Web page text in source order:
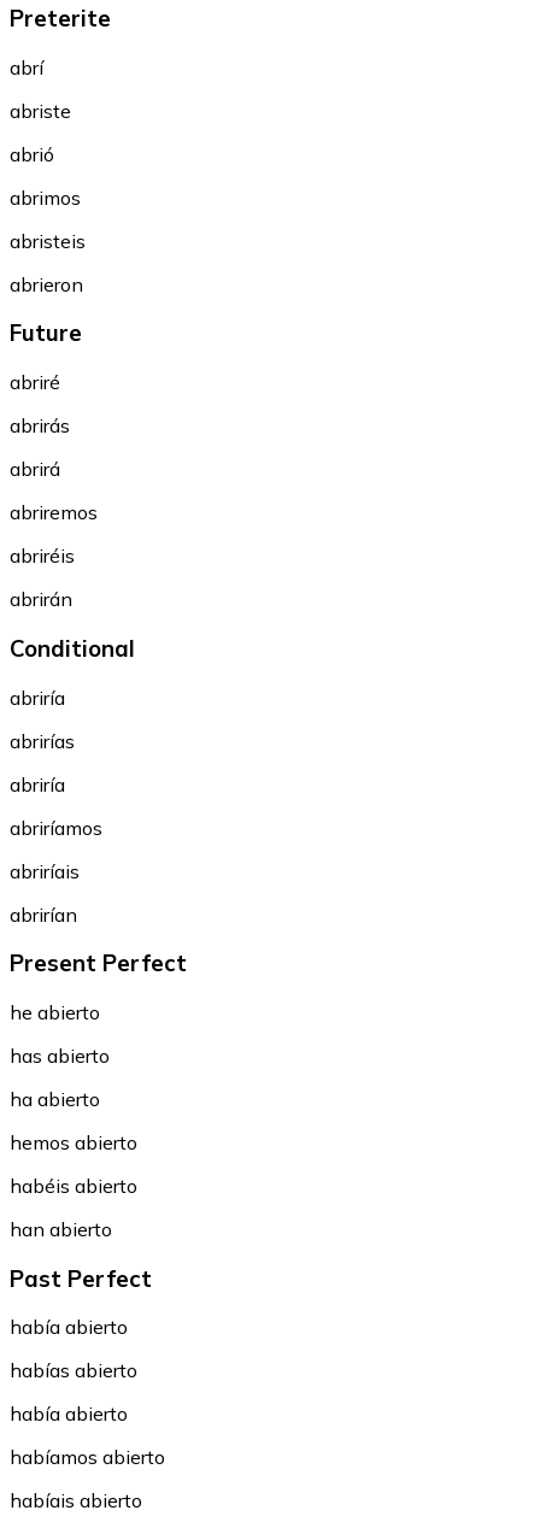
Preterite
abrí
abriste
abrió
abrimos
abristeis
abrieron
Future
abriré
abrirás
abrirá
abriremos
abriréis
abrirán
Conditional
abriría
abrirías
abriría
abriríamos
abriríais
abrirían
Present Perfect
he abierto
has abierto
ha abierto
hemos abierto
habéis abierto
han abierto
Past Perfect
había abierto
habías abierto
había abierto
habíamos abierto
habíais abierto